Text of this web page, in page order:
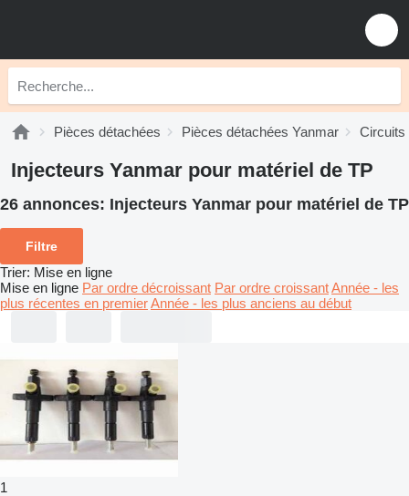
Pièces détachées Pièces détachées Yanmar Circuits
Injecteurs Yanmar pour matériel de TP
26 annonces: Injecteurs Yanmar pour matériel de TP
Filtre
Trier: Mise en ligne
Mise en ligne Par ordre décroissant Par ordre croissantAnnée - les
plus récentes en premierAnnée - les plus anciens au début
1